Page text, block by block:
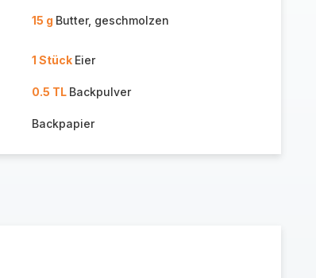
15 g Butter, geschmolzen
1 Stück Eier
0.5 TL Backpulver
Backpapier